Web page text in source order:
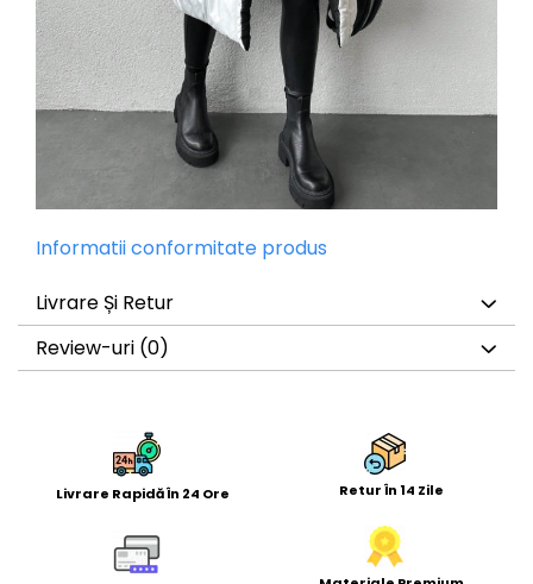
Informatii conformitate produs
Livrare Și Retur
Review-uri (0)
Livrare Rapidă În 24 Ore Retur În 14 Zile